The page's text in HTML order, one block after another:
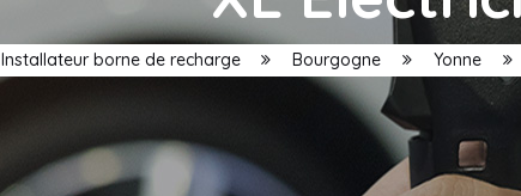
Installateur borne de recharge Bourgogne Yonne